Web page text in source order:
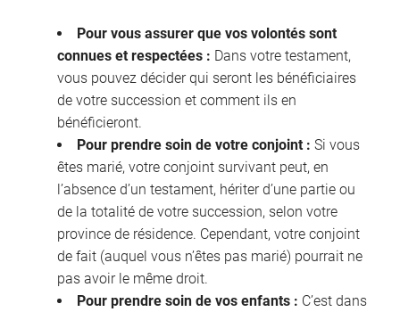
Pour vous assurer que vos volontés sont
connues et respectées : Dans votre testament,
vous pouvez décider qui seront les bénéficiaires
de votre succession et comment ils en
bénéficieront.
Pour prendre soin de votre conjoint : Si vous
êtes marié, votre conjoint survivant peut, en
l’absence d’un testament, hériter d’une partie ou
de la totalité de votre succession, selon votre
province de résidence. Cependant, votre conjoint
de fait (auquel vous n’êtes pas marié) pourrait ne
pas avoir le même droit.
Pour prendre soin de vos enfants : C’est dans